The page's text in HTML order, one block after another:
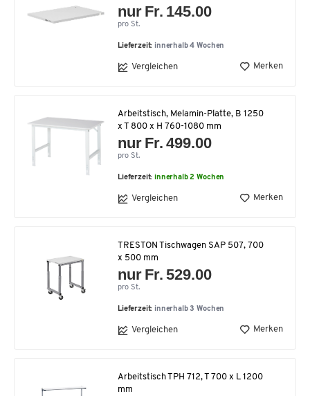
nur Fr. 145.00
pro St.
Lieferzeit: innerhalb 4 Wochen
Vergleichen Merken
Arbeitstisch, Melamin-Platte, B 1250
x T 800 x H 760-1080 mm
nur Fr. 499.00
pro St.
Lieferzeit:innerhalb 2 Wochen
Vergleichen Merken
TRESTON Tischwagen SAP 507, 700
x 500 mm
nur Fr. 529.00
pro St.
Lieferzeit: innerhalb 3 Wochen
Vergleichen Merken
Arbeitstisch TPH 712, T 700 x L 1200
mm